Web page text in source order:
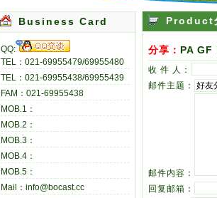
Product
分享： PA
收 件 人：
邮件主题：
邮件内容：
回复邮箱：
Business Card
QQ:
TEL：021-69955479/69955480
TEL：021-69955438/69955439
FAM：021-69955438
MOB.1：
MOB.2：
MOB.3：
MOB.4：
MOB.5：
Mail：info@bocast.cc